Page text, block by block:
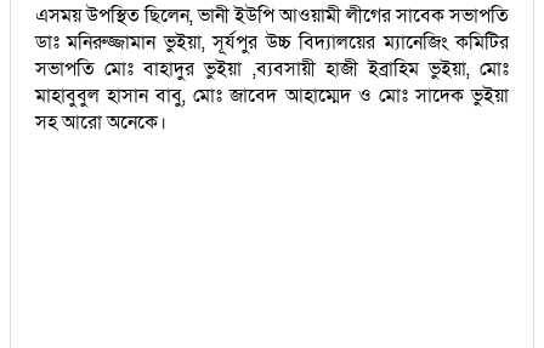
এসময় উপস্থিত ছিলেন, ভানী ইউপি আওয়ামী লীগের সাবেক সভাপতি
ডাঃ মনিরুজ্জামান ভুইয়া, সূর্যপুর উচ্চ বিদ্যালয়ের ম্যানেজিং কমিটির
সভাপতি মোঃ বাহাদুর ভুইয়া ,ব্যবসায়ী হাজী ইব্রাহিম ভুইয়া, মোঃ
মাহাবুবুল হাসান বাবু, মোঃ জাবেদ আহাম্মেদ ও মোঃ সাদেক ভুইয়া
সহ আরো অনেকে।